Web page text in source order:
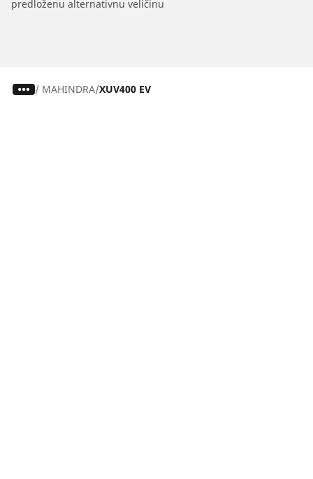
predloženu alternativnu veličinu
/ MAHINDRA XUV400 EV